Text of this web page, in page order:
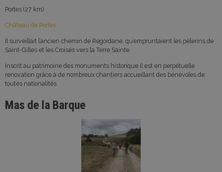
Portes (27 km)
Château de Portes
Il surveillait l’ancien chemin de Regordane, qu’empruntaient les pèlerins de
Saint-Gilles et les Croisés vers la Terre Sainte.
Inscrit au patrimoine des monuments historique il est en perpétuelle
renovation grâce à de nombreux chantiers accueillant des bénévoles de
toutes nationalités
Mas de la Barque